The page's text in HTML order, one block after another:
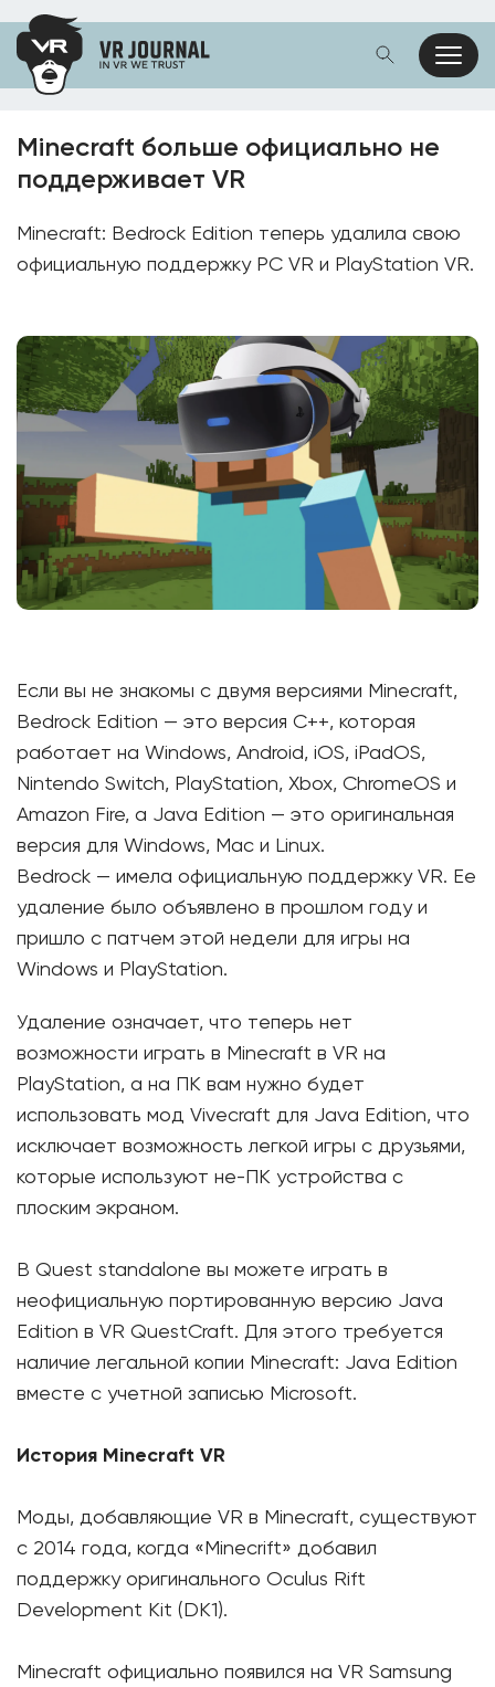
Minecraft больше официально не
поддерживает VR
Minecraft: Bedrock Edition теперь удалила свою
официальную поддержку PC VR и PlayStation VR.
Если вы не знакомы с двумя версиями Minecraft,
Bedrock Edition — это версия C++, которая
работает на Windows, Android, iOS, iPadOS,
Nintendo Switch, PlayStation, Xbox, ChromeOS и
Amazon Fire, а Java Edition — это оригинальная
версия для Windows, Mac и Linux.
Bedrock — имела официальную поддержку VR. Ее
удаление было объявлено в прошлом году и
пришло с патчем этой недели для игры на
Windows и PlayStation.
Удаление означает, что теперь нет
возможности играть в Minecraft в VR на
PlayStation, а на ПК вам нужно будет
использовать мод Vivecraft для Java Edition, что
исключает возможность легкой игры с друзьями,
которые используют не-ПК устройства с
плоским экраном.
В Quest standalone вы можете играть в
неофициальную портированную версию Java
Edition в VR QuestCraft. Для этого требуется
наличие легальной копии Minecraft: Java Edition
вместе с учетной записью Microsoft.
История Minecraft VR
Моды, добавляющие VR в Minecraft, существуют
с 2014 года, когда «Minecrift» добавил
поддержку оригинального Oculus Rift
Development Kit (DK1).
Minecraft официально появился на VR Samsung